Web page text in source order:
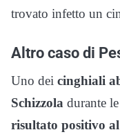
trovato infetto un
Altro caso di
Uno dei cinghiali
Schizzola durante
risultato positivo